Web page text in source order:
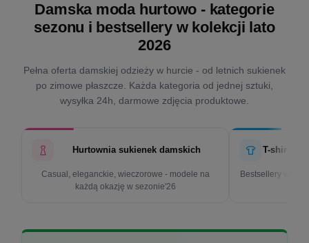
Damska moda hurtowo - kategorie
sezonu i bestsellery w kolekcji lato
2026
Pełna oferta damskiej odzieży w hurcie - od letnich sukienek
po zimowe płaszcze. Każda kategoria od jednej sztuki,
wysyłka 24h, darmowe zdjęcia produktowe.
Hurtownia sukienek damskich
Casual, eleganckie, wieczorowe - modele na
każdą okazję w sezonie'26
T-shirty
Bestsellery w